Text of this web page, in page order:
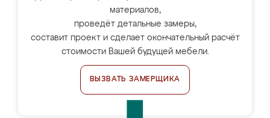
материалов,
проведёт детальные замеры,
составит проект и сделает окончательный расчёт
стоимости Вашей будущей мебели.
ВЫЗВАТЬ ЗАМЕРЩИКА